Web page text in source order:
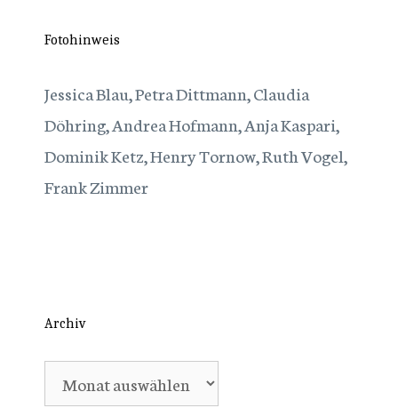
Fotohinweis
Jessica Blau, Petra Dittmann, Claudia
Döhring, Andrea Hofmann, Anja Kaspari,
Dominik Ketz, Henry Tornow, Ruth Vogel,
Frank Zimmer
Archiv
Archiv